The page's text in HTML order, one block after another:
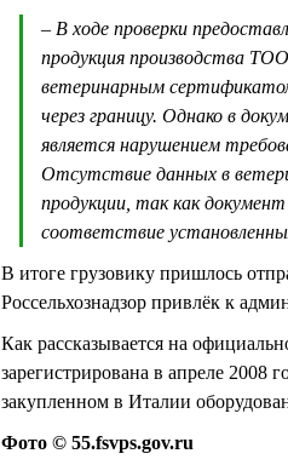
– В ходе проверки
продукция производства
ветеринарным
через границу. Однако в
является нарушением
Отсутствие данных в
продукции, так как
соответствие
В итоге грузовику пришлось
Россельхознадзор привлёк к
Как рассказывается на
зарегистрирована в апреле 2008
закупленном в Италии
Фото © 55.fsvps.gov.ru